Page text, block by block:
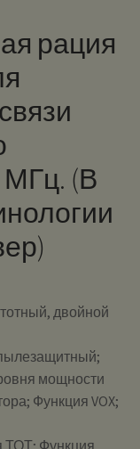
рация
МГц. (В
двойной
мощности
Функция VOX;
ТОТ; Функция